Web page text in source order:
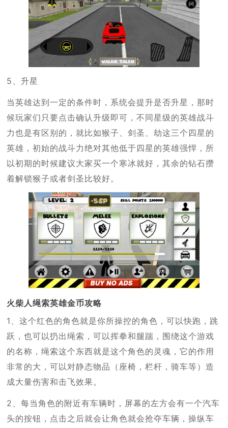
5、升星
当英雄达到一定的条件时，系统会提升是否升星，那时
候玩家们只要点击确认升级即可，不同星级的英雄战斗
力也是有区别的，就比如猴子、剑圣、劫这三个四星的
英雄，初始的战斗力绝对其他低于四星的英雄强悍，所
以初期的时候建议大家买一个寒冰就好，其余的钻石攒
着解锁猴子或者剑圣比较好。
火柴人绳索英雄金币攻略
1、这个红色的角色就是你所操控的角色，可以快跑，跳
跃，也可以扔出绳索，可以挥拳和腿踹，围绕这个游戏
的名称，绳索这个东西就是这个角色的灵魂，它的作用
非常的大，可以对静态物品（座椅，栏杆，骑车等）造
成大量伤害和击飞效果。
2、每当角色的附近有车辆时，屏幕的左方会有一个汽车
头的按钮，点击之后就会让角色就会抢夺车辆，操纵车